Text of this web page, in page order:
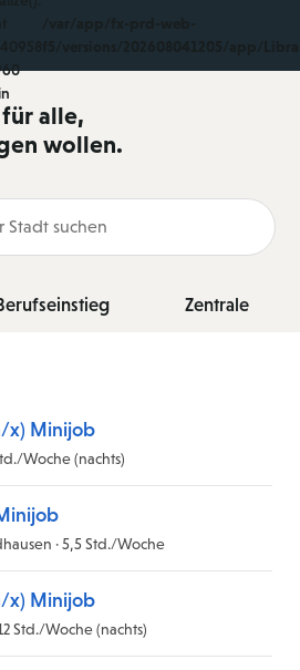
alle,
wollen.
Zentrale
x) Minijob
Woche (nachts)
· 5,5 Std./Woche
x) Minijob
Std./Woche (nachts)